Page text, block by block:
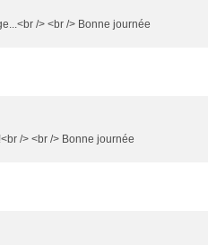
/> <br /> Bonne journée
/> <br /> Bonne journée